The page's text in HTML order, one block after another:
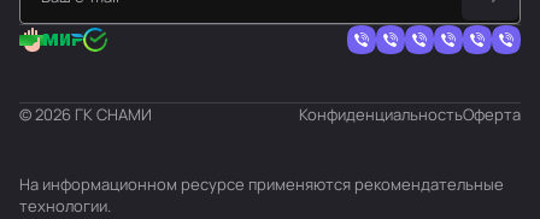
© 2026 ГК СНАМИ КонфиденциальностьОферта
На информационном ресурсе применяются рекомендательные
технологии.